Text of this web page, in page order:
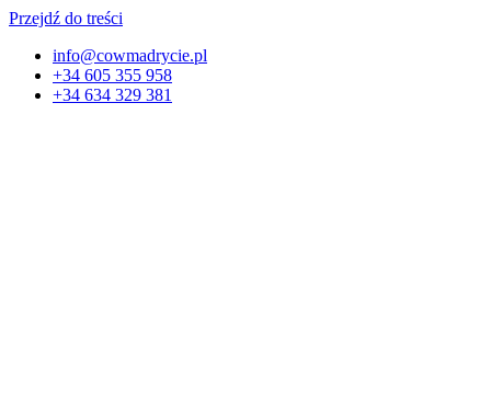
Przejdź do treści
info@cowmadrycie.pl
+34 605 355 958
+34 634 329 381​